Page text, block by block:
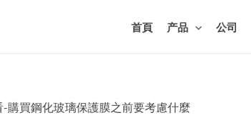
首頁 产品 公司
購買鋼化玻璃保護膜之前要考慮什麼